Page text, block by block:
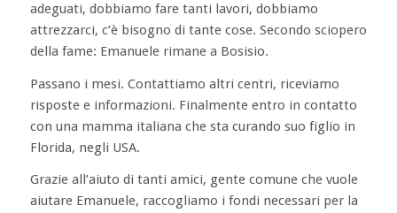
adeguati, dobbiamo fare tanti lavori, dobbiamo
attrezzarci, c’è bisogno di tante cose. Secondo sciopero
della fame: Emanuele rimane a Bosisio.
Passano i mesi. Contattiamo altri centri, riceviamo
risposte e informazioni. Finalmente entro in contatto
con una mamma italiana che sta curando suo figlio in
Florida, negli USA.
Grazie all’aiuto di tanti amici, gente comune che vuole
aiutare Emanuele, raccogliamo i fondi necessari per la